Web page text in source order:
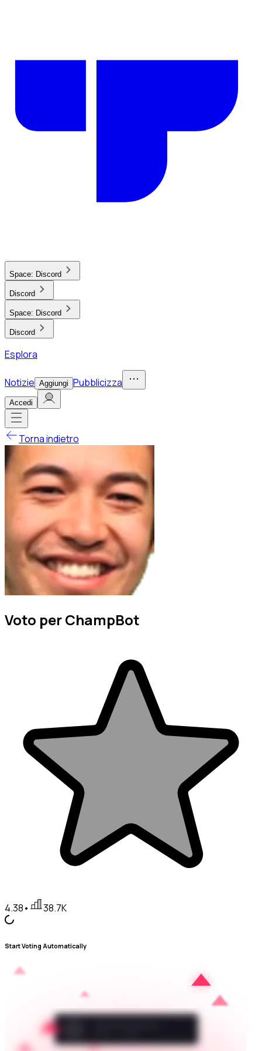
Space: Discord
Discord
Space: Discord
Discord
Esplora
Notizie Aggiungi Pubblicizza
Accedi
Torna indietro
Voto per ChampBot
4.38• 38.7K
Start Voting Automatically